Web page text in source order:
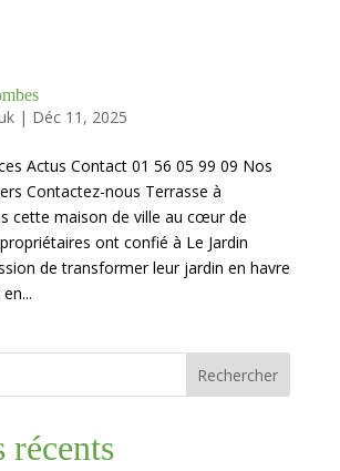
| Déc 11, 2025
Actus Contact 01 56 05 99 09 Nos
Contactez-nous Terrasse à
cette maison de ville au cœur de
ont confié à Le Jardin
de transformer leur jardin en havre
Rechercher